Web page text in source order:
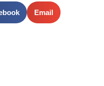
Email